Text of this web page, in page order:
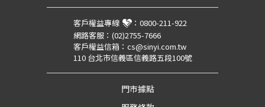
客戶權益專線 ： 0800-211-922
網路客服： (02)2755-7666
客戶權益信箱： cs@sinyi.com.tw
110 台北市信義區信義路五段100號
門市據點